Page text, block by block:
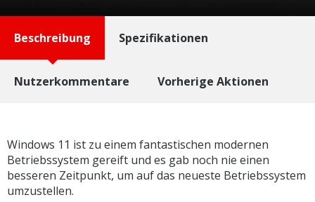
Beschreibung Spezifikationen
Nutzerkommentare Vorherige Aktionen
Windows 11 ist zu einem fantastischen modernen
Betriebssystem gereift und es gab noch nie einen
besseren Zeitpunkt, um auf das neueste Betriebssystem
umzustellen.